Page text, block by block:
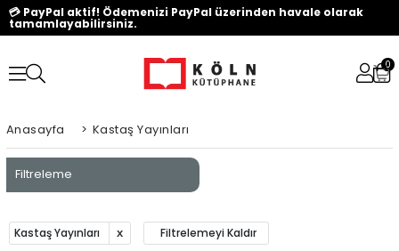
💳 PayPal aktif! Ödemenizi PayPal üzerinden havale olarak
tamamlayabilirsiniz.
0
Anasayfa > Kastaş Yayınları
Filtreleme
Kastaş Yayınları Filtrelemeyi Kaldır